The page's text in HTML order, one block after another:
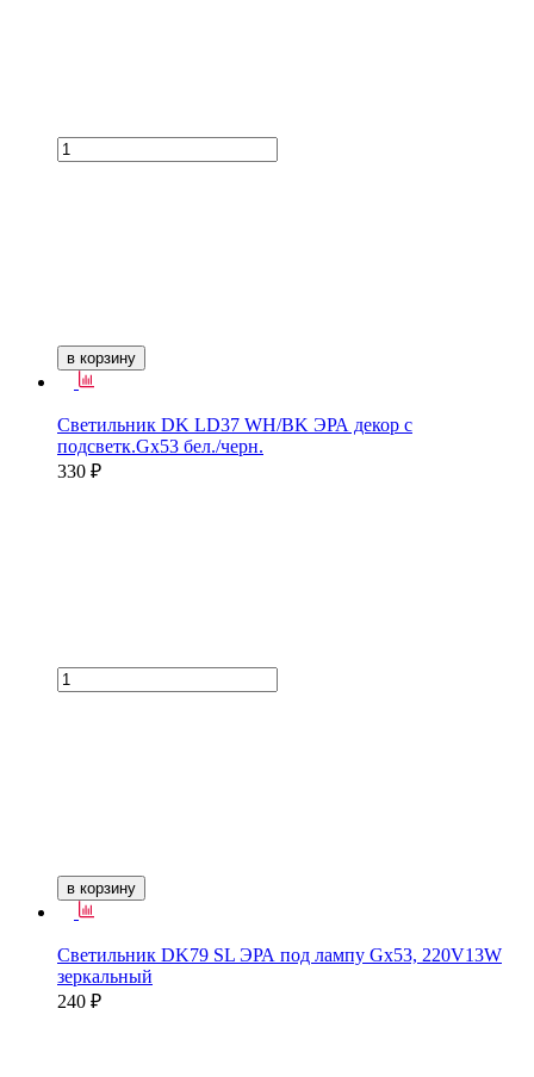
в корзину
Светильник DK LD37 WH/BK ЭРА декор с
подсветк.Gх53 бел./черн.
330 ₽
в корзину
Светильник DK79 SL ЭРА под лампу Gх53, 220V13W
зеркальный
240 ₽